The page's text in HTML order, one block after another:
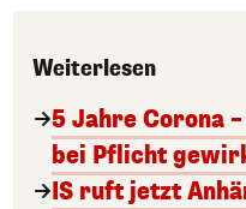
Weiterlesen
5 Jahre Corona
bei Pflicht
IS ruft jetzt